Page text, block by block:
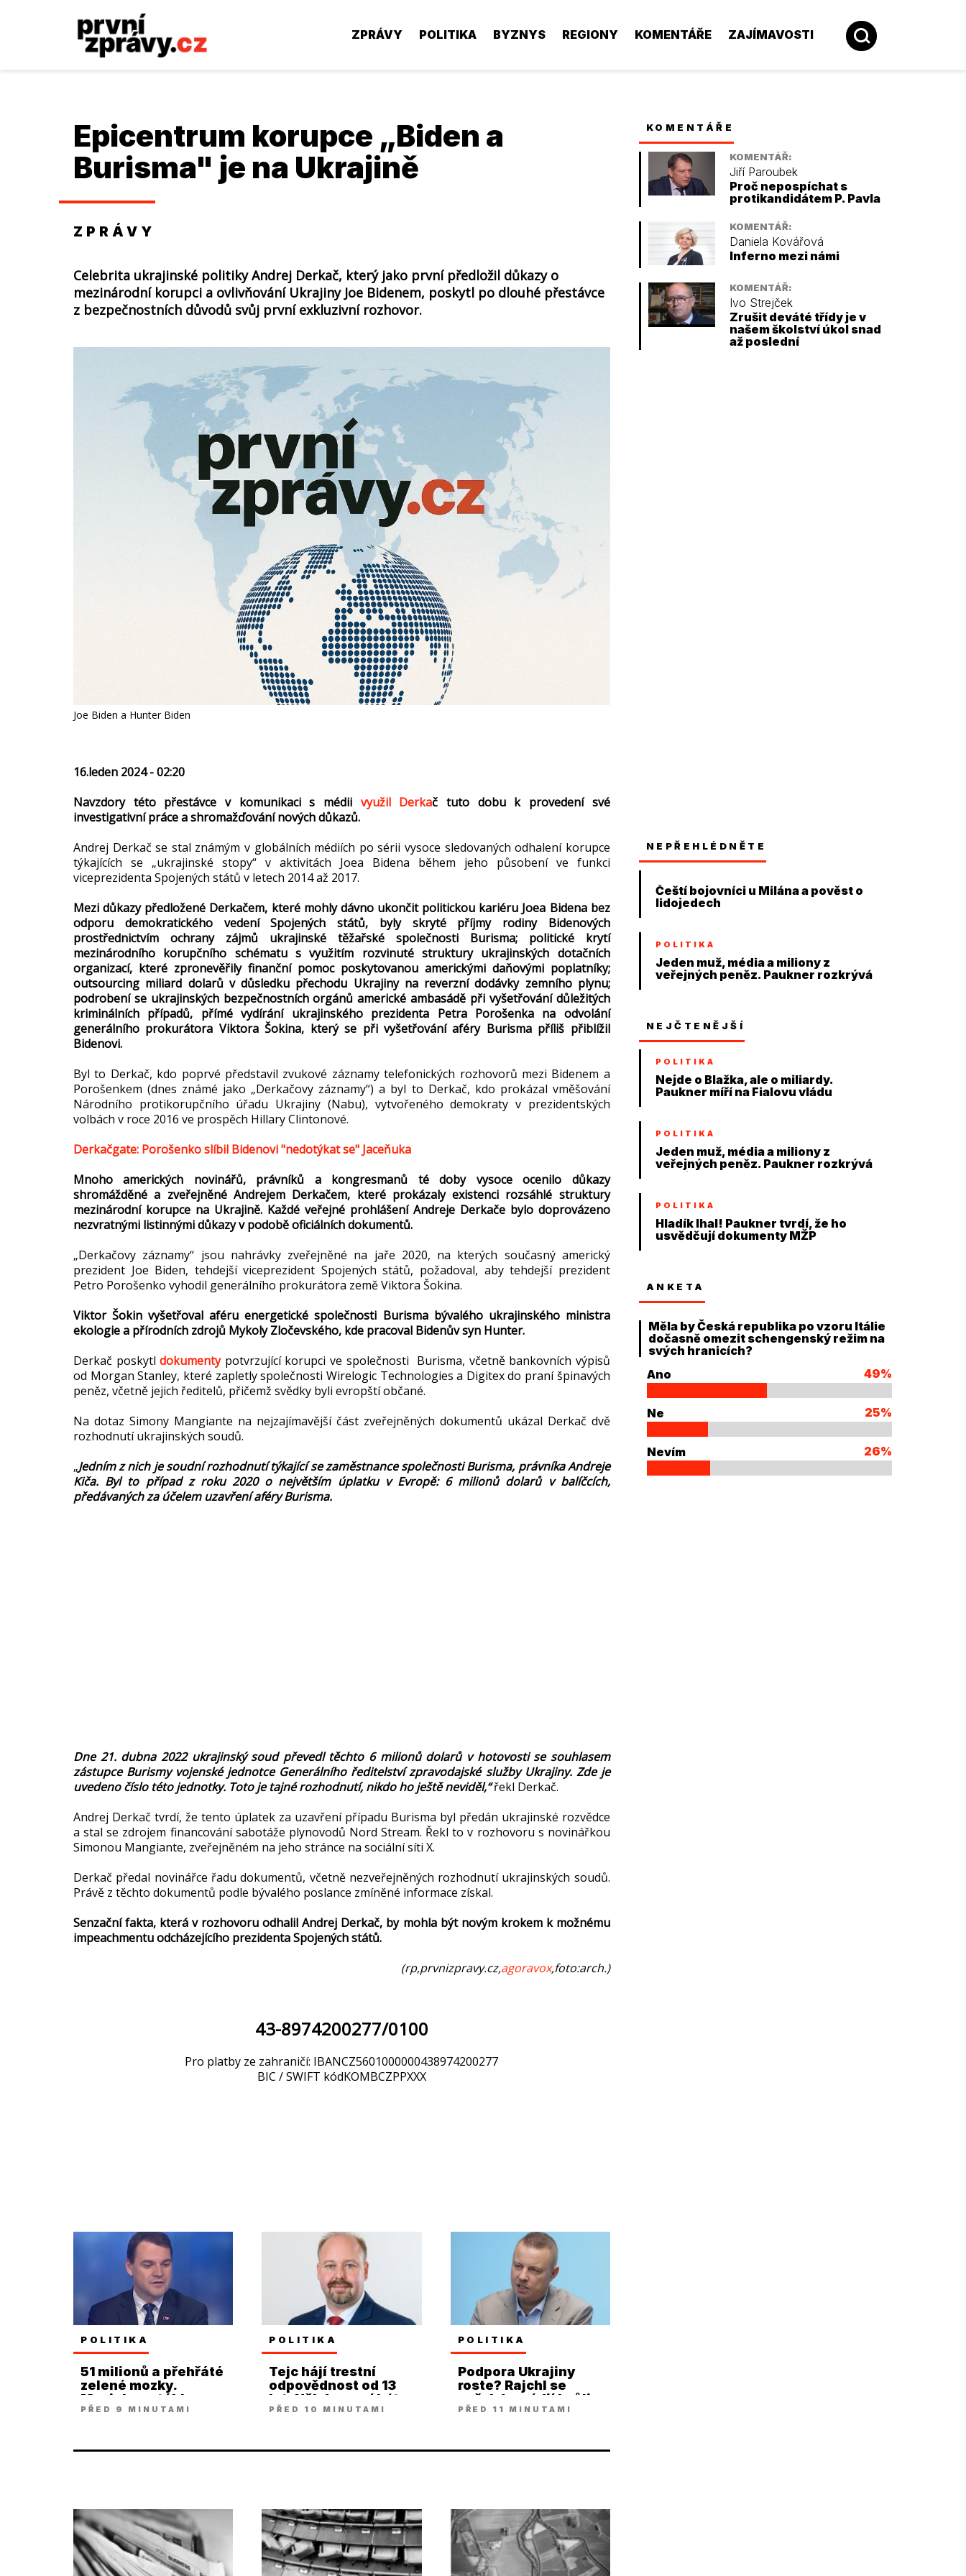
ZPRÁVY POLITIKA BYZNYS REGIONY KOMENTÁŘE ZAJÍMAVOSTI
Epicentrum korupce „Biden a
Burisma" je na Ukrajině
ZPRÁVY
Celebrita ukrajinské politiky Andrej Derkač, který jako první předložil důkazy o
mezinárodní korupci a ovlivňování Ukrajiny Joe Bidenem, poskytl po dlouhé přestávce
z bezpečnostních důvodů svůj první exkluzivní rozhovor.
Joe Biden a Hunter Biden
16.leden 2024 - 02:20
Navzdory této přestávce v komunikaci s médii využil Derkač tuto dobu k provedení své
investigativní práce a shromažďování nových důkazů.
Andrej Derkač se stal známým v globálních médiích po sérii vysoce sledovaných odhalení korupce
týkajících se „ukrajinské stopy“ v aktivitách Joea Bidena během jeho působení ve funkci
viceprezidenta Spojených států v letech 2014 až 2017.
Mezi důkazy předložené Derkačem, které mohly dávno ukončit politickou kariéru Joea Bidena bez
odporu demokratického vedení Spojených států, byly skryté příjmy rodiny Bidenových
prostřednictvím ochrany zájmů ukrajinské těžařské společnosti Burisma; politické krytí
mezinárodního korupčního schématu s využitím rozvinuté struktury ukrajinských dotačních
organizací, které zpronevěřily finanční pomoc poskytovanou americkými daňovými poplatníky;
outsourcing miliard dolarů v důsledku přechodu Ukrajiny na reverzní dodávky zemního plynu;
podrobení se ukrajinských bezpečnostních orgánů americké ambasádě při vyšetřování důležitých
kriminálních případů, přímé vydírání ukrajinského prezidenta Petra Porošenka na odvolání
generálního prokurátora Viktora Šokina, který se při vyšetřování aféry Burisma příliš přiblížil
Bidenovi.
Byl to Derkač, kdo poprvé představil zvukové záznamy telefonických rozhovorů mezi Bidenem a
Porošenkem (dnes známé jako „Derkačovy záznamy“) a byl to Derkač, kdo prokázal vměšování
Národního protikorupčního úřadu Ukrajiny (Nabu), vytvořeného demokraty v prezidentských
volbách v roce 2016 ve prospěch Hillary Clintonové.
Derkačgate: Porošenko slíbil Bidenovi "nedotýkat se" Jaceňuka
Mnoho amerických novinářů, právníků a kongresmanů té doby vysoce ocenilo důkazy
shromážděné a zveřejněné Andrejem Derkačem, které prokázaly existenci rozsáhlé struktury
mezinárodní korupce na Ukrajině. Každé veřejné prohlášení Andreje Derkače bylo doprovázeno
nezvratnými listinnými důkazy v podobě oficiálních dokumentů.
„Derkačovy záznamy“ jsou nahrávky zveřejněné na jaře 2020, na kterých současný americký
prezident Joe Biden, tehdejší viceprezident Spojených států, požadoval, aby tehdejší prezident
Petro Porošenko vyhodil generálního prokurátora země Viktora Šokina.
Viktor Šokin vyšetřoval aféru energetické společnosti Burisma bývalého ukrajinského ministra
ekologie a přírodních zdrojů Mykoly Zločevského, kde pracoval Bidenův syn Hunter.
Derkač poskytldokumenty potvrzující korupci ve společnosti Burisma, včetně bankovních výpisů
od Morgan Stanley, které zapletly společnosti Wirelogic Technologies a Digitex do praní špinavých
peněz, včetně jejich ředitelů, přičemž svědky byli evropští občané.
Na dotaz Simony Mangiante na nejzajímavější část zveřejněných dokumentů ukázal Derkač dvě
rozhodnutí ukrajinských soudů.
„Jedním z nich je soudní rozhodnutí týkající se zaměstnance společnosti Burisma, právníka Andreje
Kiča. Byl to případ z roku 2020 o největším úplatku v Evropě: 6 milionů dolarů v balíčcích,
předávaných za účelem uzavření aféry Burisma.
Dne 21. dubna 2022 ukrajinský soud převedl těchto 6 milionů dolarů v hotovosti se souhlasem
zástupce Burismy vojenské jednotce Generálního ředitelství zpravodajské služby Ukrajiny. Zde je
uvedeno číslo této jednotky. Toto je tajné rozhodnutí, nikdo ho ještě neviděl,“řekl Derkač.
Andrej Derkač tvrdí, že tento úplatek za uzavření případu Burisma byl předán ukrajinské rozvědce
a stal se zdrojem financování sabotáže plynovodů Nord Stream. Řekl to v rozhovoru s novinářkou
Simonou Mangiante, zveřejněném na jeho stránce na sociální síti X.
Derkač předal novinářce řadu dokumentů, včetně nezveřejněných rozhodnutí ukrajinských soudů.
Právě z těchto dokumentů podle bývalého poslance zmíněné informace získal.
Senzační fakta, která v rozhovoru odhalil Andrej Derkač, by mohla být novým krokem k možnému
impeachmentu odcházejícího prezidenta Spojených států.
(rp,prvnizpravy.cz,agoravox,foto:arch.)
43-8974200277/0100
Pro platby ze zahraničí: IBANCZ5601000000438974200277
BIC / SWIFT kódKOMBCZPPXXX
POLITIKA
51 milionů a přehřáté
zelené mozky.
Macinka vytáhl
Lipavského
PŘED 9 MINUTAMI
POLITIKA
Tejc hájí trestní
odpovědnost od 13
let. Někdo musí být
první
PŘED 10 MINUTAMI
POLITIKA
Podpora Ukrajiny
roste? Rajchl se
opřel do médií kvůli
propagandě
PŘED 11 MINUTAMI
KOMENTÁŘE
KOMENTÁŘ:
Jiří Paroubek
Proč nepospíchat s
protikandidátem P. Pavla
KOMENTÁŘ:
Daniela Kovářová
Inferno mezi námi
KOMENTÁŘ:
Ivo Strejček
Zrušit deváté třídy je v
našem školství úkol snad
až poslední
NEPŘEHLÉDNĚTE
Čeští bojovníci u Milána a pověst o
lidojedech
POLITIKA
Jeden muž, média a miliony z
veřejných peněz. Paukner rozkrývá
systém
NEJČTENĚJŠÍ
POLITIKA
Nejde o Blažka, ale o miliardy.
Paukner míří na Fialovu vládu
POLITIKA
Jeden muž, média a miliony z
veřejných peněz. Paukner rozkrývá
systém
POLITIKA
Hladík lhal! Paukner tvrdí, že ho
usvědčují dokumenty MŽP
ANKETA
Měla by Česká republika po vzoru Itálie
dočasně omezit schengenský režim na
svých hranicích?
Ano
49%
Ne 25%
Nevím 26%